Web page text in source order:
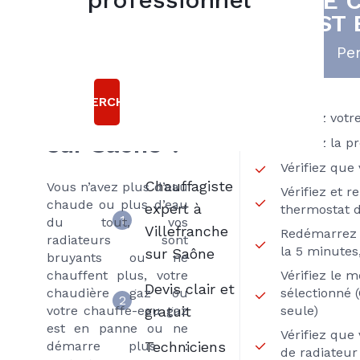
gaz à
Villefranche
sur Saône ?
Vous n’avez plus d’eau
chaude ou plus d’eau
du tout, vos
radiateurs sont
bruyants ou ne
chauffent plus, votre
chaudière gaz ou
votre chauffe-eau gaz
est en panne ou ne
démarre plus :
Vérifiez
Vérifiez la
Vérifiez que
Vérifiez et
thermostat
la 5
Vérifiez le
sélectionné
seule)
Vérifiez que
de
RECHERCHER
5
de choisir
THERMIKE
1
Chauffagiste
expert à
Villefranche
sur Saône
2
Devis clair et
gratuit
Techniciens